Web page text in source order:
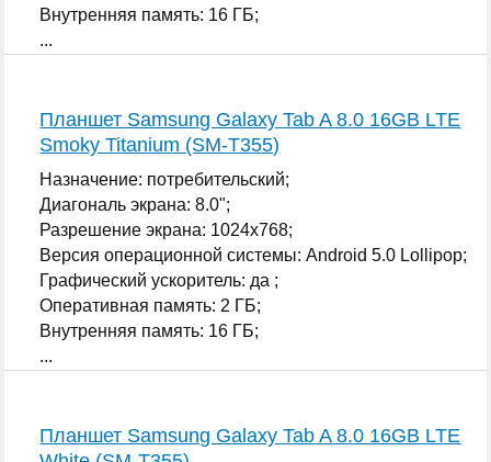
Внутренняя память: 16 ГБ;
...
Планшет Samsung Galaxy Tab A 8.0 16GB LTE
Smoky Titanium (SM-T355)
Назначение: потребительский;
Диагональ экрана: 8.0";
Разрешение экрана: 1024x768;
Версия операционной системы: Android 5.0 Lollipop;
Графический ускоритель: да ;
Оперативная память: 2 ГБ;
Внутренняя память: 16 ГБ;
...
Планшет Samsung Galaxy Tab A 8.0 16GB LTE